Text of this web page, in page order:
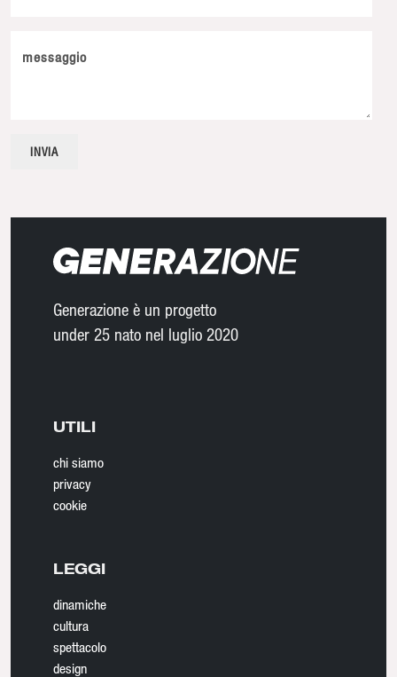
messaggio
Generazione è un progetto
under 25 nato nel luglio 2020
UTILI
chi siamo
privacy
cookie
LEGGI
dinamiche
cultura
spettacolo
design